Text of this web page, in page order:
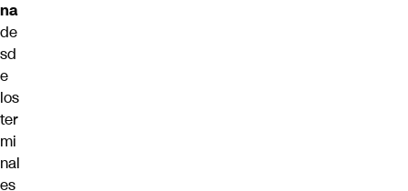
na
de
sd
e
los
ter
mi
nal
es